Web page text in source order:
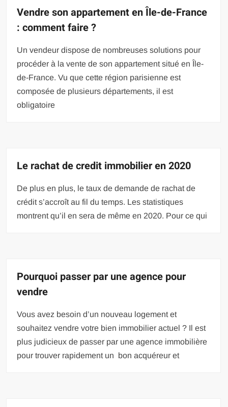
Vendre son appartement en Île-de-France
: comment faire ?
Un vendeur dispose de nombreuses solutions pour
procéder à la vente de son appartement situé en Île-
de-France. Vu que cette région parisienne est
composée de plusieurs départements, il est
obligatoire
Le rachat de credit immobilier en 2020
De plus en plus, le taux de demande de rachat de
crédit s’accroît au fil du temps. Les statistiques
montrent qu’il en sera de même en 2020. Pour ce qui
Pourquoi passer par une agence pour
vendre
Vous avez besoin d’un nouveau logement et
souhaitez vendre votre bien immobilier actuel ? Il est
plus judicieux de passer par une agence immobilière
pour trouver rapidement un bon acquéreur et